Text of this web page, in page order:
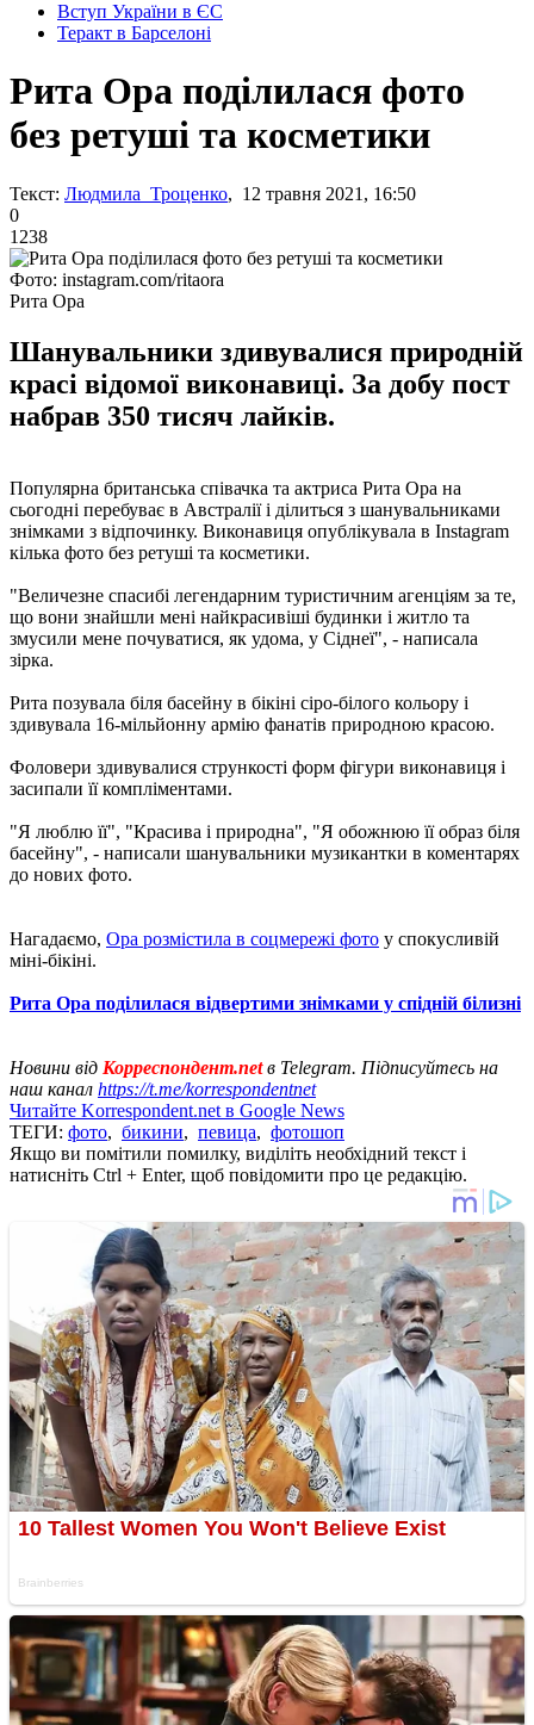
Вступ України в ЄС
Теракт в Барселоні
Рита Ора поділилася фото
без ретуші та косметики
Текст: Людмила Троценко, 12 травня 2021, 16:50
0
1238
Фото: instagram.com/ritaora
Рита Ора
Шанувальники здивувалися природній
красі відомої виконавиці. За добу пост
набрав 350 тисяч лайків.
Популярна британська співачка та актриса Рита Ора на
сьогодні перебуває в Австралії і ділиться з шанувальниками
знімками з відпочинку. Виконавиця опублікувала в Instagram
кілька фото без ретуші та косметики.
"Величезне спасибі легендарним туристичним агенціям за те,
що вони знайшли мені найкрасивіші будинки і житло та
змусили мене почуватися, як удома, у Сіднеї", - написала
зірка.
Рита позувала біля басейну в бікіні сіро-білого кольору і
здивувала 16-мільйонну армію фанатів природною красою.
Фоловери здивувалися стрункості форм фігури виконавиця і
засипали її компліментами.
"Я люблю її", "Красива і природна", "Я обожнюю її образ біля
басейну", - написали шанувальники музикантки в коментарях
до нових фото.
Нагадаємо, Ора розмістила в соцмережі фото у спокусливій
міні-бікіні.
Рита Ора поділилася відвертими знімками у спідній білизні
Новини від Корреспондент.netв Telegram. Підписуйтесь на
наш канал https://t.me/korrespondentnet
Читайте Korrespondent.net в Google News
ТЕГИ: фото, бикини, певица, фотошоп
Якщо ви помітили помилку, виділіть необхідний текст і
натисніть Ctrl + Enter, щоб повідомити про це редакцію.